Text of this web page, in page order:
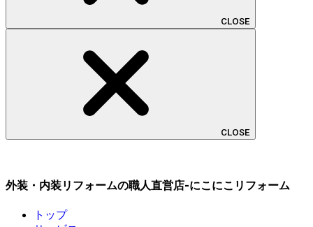
CLOSE
CLOSE
外装・内装リフォームの職人直営店-にこにこリフォーム
トップ